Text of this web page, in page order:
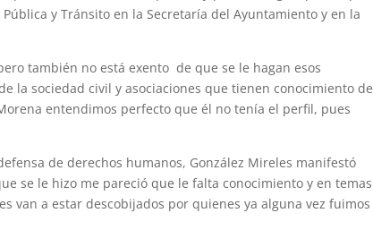
y Tránsito en la Secretaría del Ayuntamiento y en la
también no está exento de que se le hagan esos
la sociedad civil y asociaciones que tienen conocimiento de
entendimos perfecto que él no tenía el perfil, pues
de derechos humanos, González Mireles manifestó
se le hizo me pareció que le falta conocimiento y en temas
van a estar descobijados por quienes ya alguna vez fuimos